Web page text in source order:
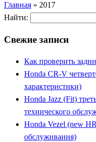
Главная » 2017
Найти:
Свежие записи
Как проверить
Honda CR-V
характеристики)
Honda Jazz (Fit)
технического
Honda Vezel (new
обслуживания)